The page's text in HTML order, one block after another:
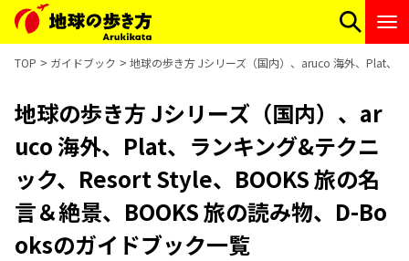
TOP ガイドブック 地球の歩き方 Jシリーズ（国内）、aruco 海外、Plat、
地球の歩き方 Jシリーズ（国内）、ar
uco 海外、Plat、ランキング&テクニ
ック、Resort Style、BOOKS 旅の名
言＆絶景、BOOKS 旅の読み物、D-Bo
oksのガイドブック一覧